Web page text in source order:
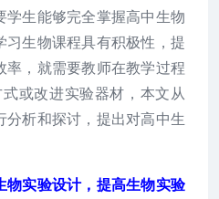
学生能够完全掌握高中生物
习生物课程具有积极性，提
率，就需要教师在教学过程
或改进实验器材，本文从
分析和探讨，提出对高中生
实验设计，提高生物实验